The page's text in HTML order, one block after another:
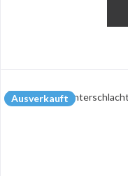
Ausverkauft